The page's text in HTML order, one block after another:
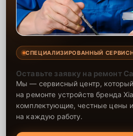
СПЕЦИАЛИЗИРОВАННЫЙ
Оставьте заявку на ремонт
Мы — сервисный центр, который
на ремонте устройств бренда
комплектующие, честные цены
на каждую работу.